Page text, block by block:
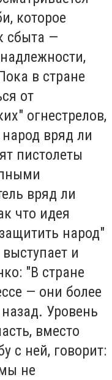
которое
сбыта —
в стране
от
огнестрелов,
вряд ли
пистолеты
вряд ли
что идея
народ"
и
"В стране
— они более
Уровень
вместо
с ней, говорит:
не